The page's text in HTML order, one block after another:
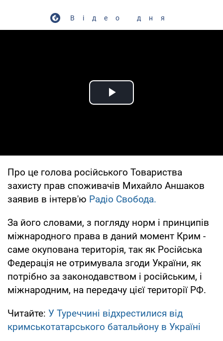
Відео дня
Play Video
Про це голова російського Товариства
захисту прав споживачів Михайло Аншаков
заявив в інтерв'ю Радіо Свобода.
За його словами, з погляду норм і принципів
міжнародного права в даний момент Крим -
саме окупована територія, так як Російська
Федерація не отримувала згоди України, як
потрібно за законодавством і російським, і
міжнародним, на передачу цієї території РФ.
Читайте: У Туреччині відхрестилися від
кримськотатарського батальйону в Україні